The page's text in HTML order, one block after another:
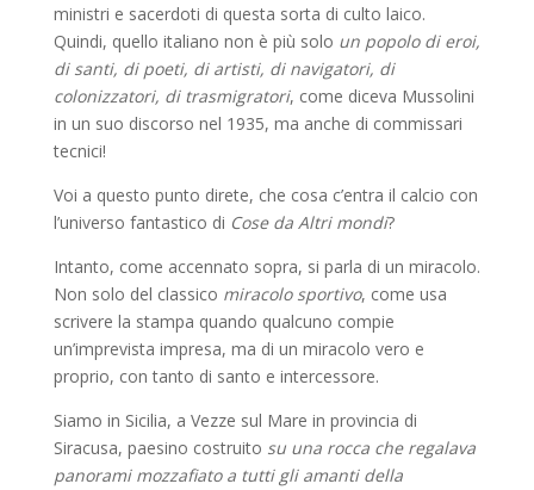
ministri e sacerdoti di questa sorta di culto laico.
Quindi, quello italiano non è più solo un popolo di eroi,
di santi, di poeti, di artisti, di navigatori, di
colonizzatori, di trasmigratori, come diceva Mussolini
in un suo discorso nel 1935, ma anche di commissari
tecnici!
Voi a questo punto direte, che cosa c’entra il calcio con
l’universo fantastico di Cose da Altri mondi?
Intanto, come accennato sopra, si parla di un miracolo.
Non solo del classico miracolo sportivo, come usa
scrivere la stampa quando qualcuno compie
un’imprevista impresa, ma di un miracolo vero e
proprio, con tanto di santo e intercessore.
Siamo in Sicilia, a Vezze sul Mare in provincia di
Siracusa, paesino costruito su una rocca che regalava
panorami mozzafiato a tutti gli amanti della